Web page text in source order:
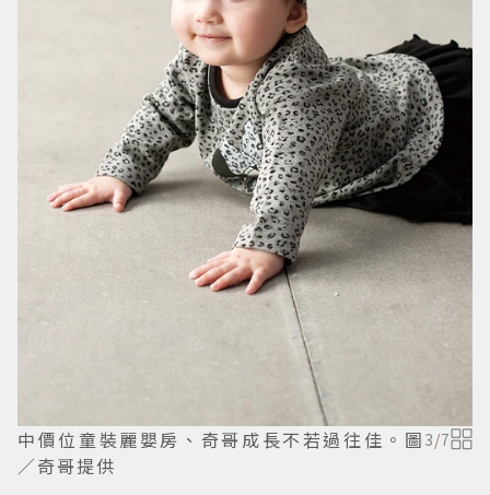
中價位童裝麗嬰房、奇哥成長不若過往佳。圖
／奇哥提供
3/7